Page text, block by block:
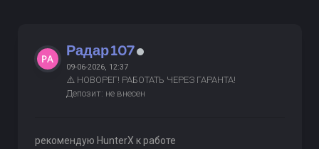
Радар107
09-06-2026, 12:37
⚠️ НОВОРЕГ! РАБОТАТЬ ЧЕРЕЗ ГАРАНТА!
Депозит: не внесен
рекомендую HunterX к работе